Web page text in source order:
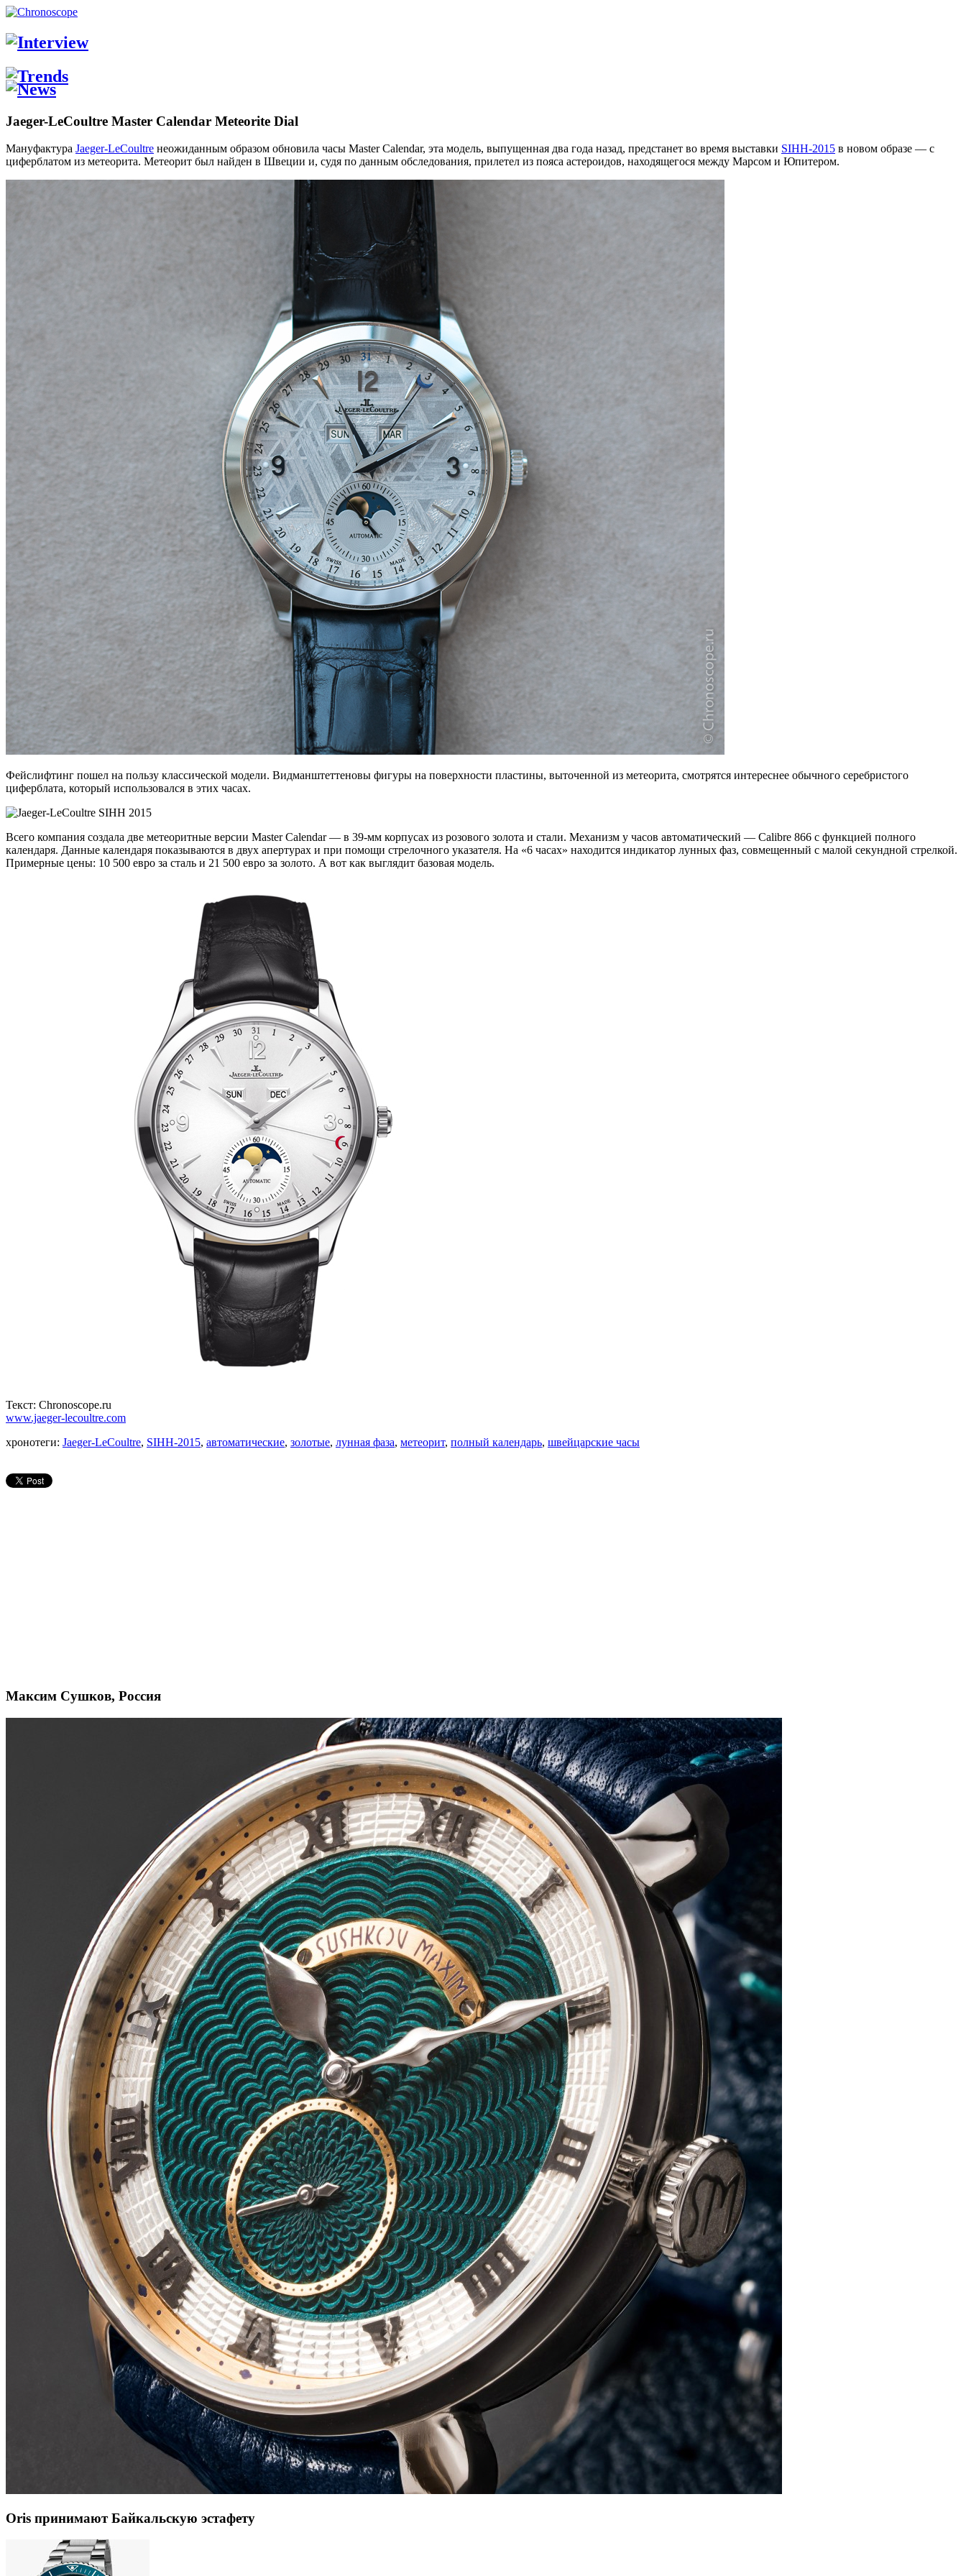
Jaeger-LeCoultre Master Calendar Meteorite Dial
Мануфактура Jaeger-LeCoultre неожиданным образом обновила часы Master Calendar, эта модель, выпущенная два года назад, предстанет во время выставки SIHH-2015 в новом образе — с
циферблатом из метеорита. Метеорит был найден в Швеции и, судя по данным обследования, прилетел из пояса астероидов, находящегося между Марсом и Юпитером.
Фейслифтинг пошел на пользу классической модели. Видманштеттеновы фигуры на поверхности пластины, выточенной из метеорита, смотрятся интереснее обычного серебристого
циферблата, который использовался в этих часах.
Всего компания создала две метеоритные версии Master Calendar — в 39-мм корпусах из розового золота и стали. Механизм у часов автоматический — Calibre 866 с функцией полного
календаря. Данные календаря показываются в двух апертурах и при помощи стрелочного указателя. На «6 часах» находится индикатор лунных фаз, совмещенный с малой секундной стрелкой.
Примерные цены: 10 500 евро за сталь и 21 500 евро за золото. А вот как выглядит базовая модель.
Текст: Chronoscope.ru
www.jaeger-lecoultre.com
хронотеги: Jaeger-LeCoultre, SIHH-2015, автоматические, золотые, лунная фаза, метеорит, полный календарь, швейцарские часы
Максим Сушков, Россия
Oris принимают Байкальскую эстафету